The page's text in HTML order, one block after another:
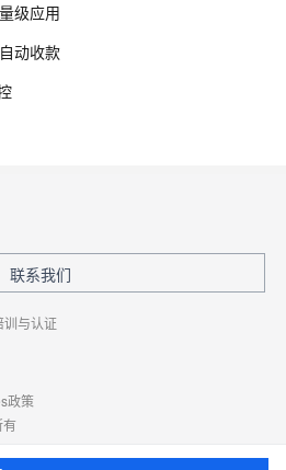
级应用
动收款
联系我们
训与认证
政策
有
20080101